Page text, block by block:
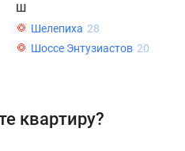
Ш
Шелепиха 28
Шоссе Энтузиастов 20
квартиру?